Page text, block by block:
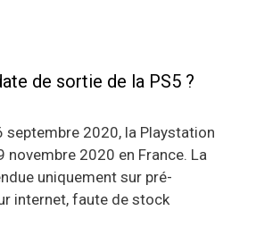
de sortie de la PS5 ?
septembre 2020, la Playstation
novembre 2020 en France. La
uniquement sur pré-
internet, faute de stock